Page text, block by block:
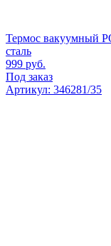
Термос вакуумный
сталь
999 руб.
Под заказ
Артикул: 346281/35